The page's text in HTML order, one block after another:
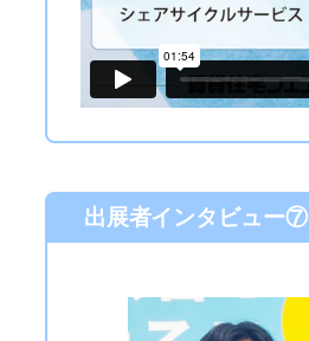
出展者インタビュー⑦